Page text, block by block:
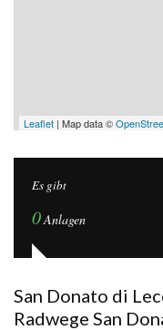
Leaflet | Map data ©
Es gibt
0Anlagen
San Donato di
Radwege San